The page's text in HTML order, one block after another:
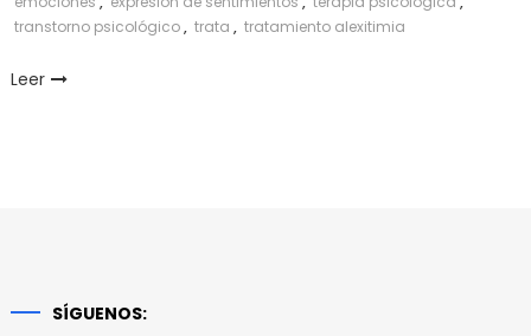
transtorno psicológico, trata , tratamiento alexitimia
Leer
SÍGUENOS: